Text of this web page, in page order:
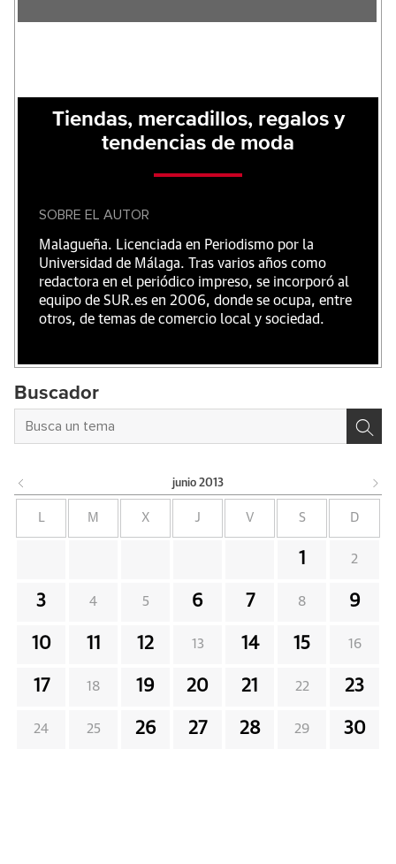
Tiendas, mercadillos, regalos y
tendencias de moda
SOBRE EL AUTOR
Malagueña. Licenciada en Periodismo por la
Universidad de Málaga. Tras varios años como
redactora en el periódico impreso, se incorporó al
equipo de SUR.es en 2006, donde se ocupa, entre
otros, de temas de comercio local y sociedad.
Buscador
junio 2013
L M X J V S D
1 2
3 4 5 6 7 8 9
10 11 12 13 14 15 16
17 18 19 20 21 22 23
24 25 26 27 28 29 30